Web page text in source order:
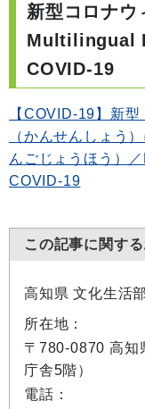
新型コロナウ
Multilingual
COVID-19
【COVID-19】新
（かんせんしょう
んごじょうほう）
COVID-19
この記事に関す
高知県 文化生活
所在地：
〒780-0870 高知
庁舎5階）
電話：